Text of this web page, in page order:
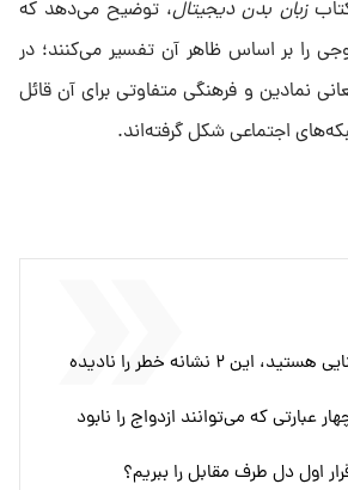
کتابزبان بدن دیجیتال، توضیح می‌دهد که
را بر اساس ظاهر آن تفسیر می‌کنند؛ در
نمادین و فرهنگی متفاوتی برای آن قائل
اجتماعی شکل گرفته‌اند.
اگر در ابتدای آشنایی هستید، این ۲ نشانه خطر را نادیده
عبارتی که می‌توانند ازدواج را نابود
اول دل طرف مقابل را ببریم؟